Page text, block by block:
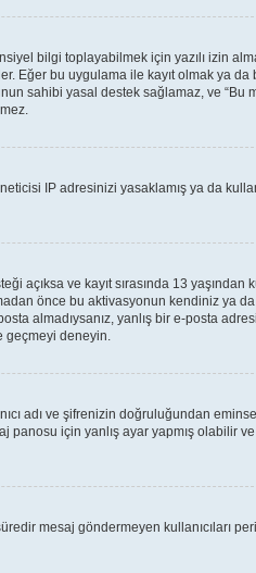
bilgi toplayabilmek için yazılı izin
Eğer bu uygulama ile kayıt olmak ya
sahibi yasal destek sağlamaz, ve “Bu
IP adresinizi yasaklamış ya da
açıksa ve kayıt sırasında 13 yaşından
önce bu aktivasyonun kendiniz ya
almadıysanız, yanlış bir e-posta
deneyin.
adı ve şifrenizin doğruluğundan
panosu için yanlış ayar yapmış olabilir
mesaj göndermeyen kullanıcıları